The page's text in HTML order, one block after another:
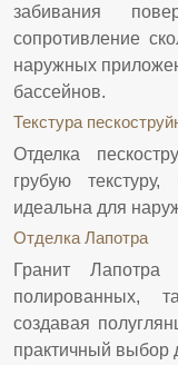
забивания
сопротивление
наружных
бассейнов.
Текстура
Отделка
грубую
идеальна для
Отделка Лапотра
Гранит
полированных,
создавая
практичный выбор